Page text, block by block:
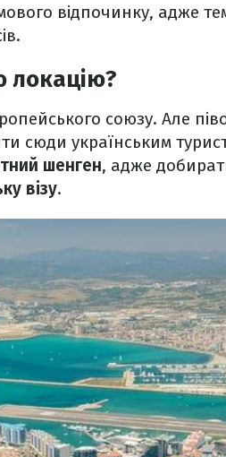
відпочинку, адже
локацію?
союзу. Але
сюди українським
шенген, адже
візу.